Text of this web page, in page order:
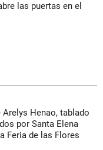
las puertas en el
Henao, tablado
por Santa Elena
Feria de las Flores